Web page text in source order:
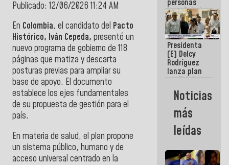
Publicado: 12/06/2026 11:24 AM
En Colombia, el candidato del Pacto
Histórico, Iván Cepeda, presentó un
nuevo programa de gobierno de 118
páginas que matiza y descarta
posturas previas para ampliar su
base de apoyo. El documento
establece los ejes fundamentales
de su propuesta de gestión para el
país.
En materia de salud, el plan propone
un sistema público, humano y de
acceso universal centrado en la
personas
beneficiadas
con planes
para
atención de
emergencia
sísmica en
la última
semana
Presidenta
(E) Delcy
Rodríguez
lanza plan
crediticio
con subsidio
a Juntas de
Condominio
Noticias
más
leídas